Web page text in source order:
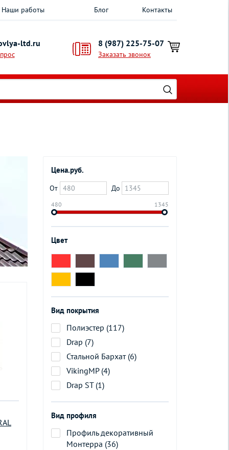
Наши работы Блог Контакты
ltd.ru 8 (987) 225-75-07
Заказать звонок
Цена.руб.
От До
480 1345
Цвет
Вид покрытия
Полиэстер (117)
Drap (7)
Стальной Бархат (6)
VikingMP (4)
Drap ST (1)
Вид профиля
Профиль декоративный
Монтерра (36)